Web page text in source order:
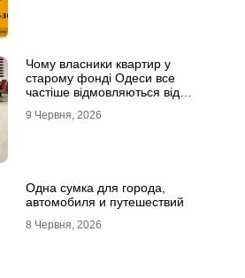
Чому власники квартир у
старому фонді Одеси все
частіше відмовляються від
9 Червня, 2026
Одна сумка для города,
автомобиля и путешествий
8 Червня, 2026